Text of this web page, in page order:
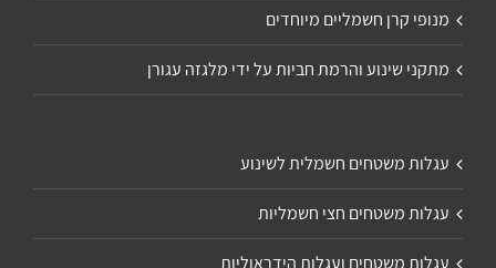
מנופי קרן חשמליים מיוחדים
מתקני שינוע והרמת חביות על ידי מלגזה עגורן
עגלות משטחים חשמלית לשינוע
עגלות משטחים חצי חשמליות
עגלות משטחים ועגלות הידראוליות